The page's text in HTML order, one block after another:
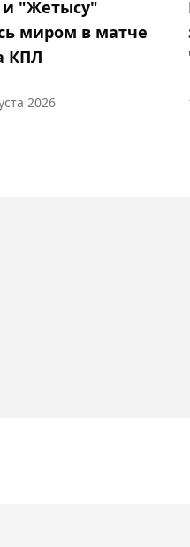
"Жетысу"
миром в матче
КПЛ
2026